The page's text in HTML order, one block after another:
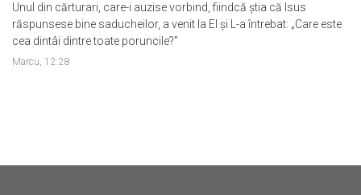
Unul din cărturari, care-i auzise vorbind, fiindcă ştia că Isus
răspunsese bine saducheilor, a venit la El şi L-a întrebat: „Care este
cea dintâi dintre toate poruncile?”
Marcu, 12:28